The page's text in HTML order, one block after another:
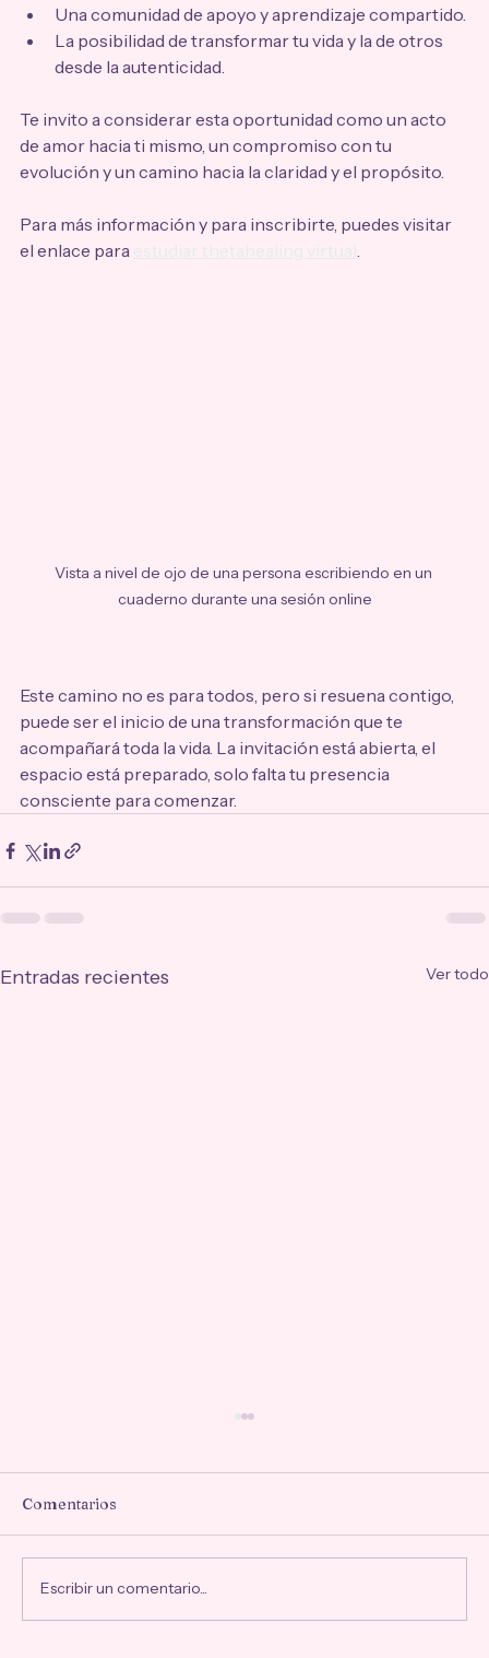
Una comunidad de apoyo y aprendizaje compartido.
La posibilidad de transformar tu vida y la de otros
desde la autenticidad.
Te invito a considerar esta oportunidad como un acto
de amor hacia ti mismo, un compromiso con tu
evolución y un camino hacia la claridad y el propósito.
Para más información y para inscribirte, puedes visitar
el enlace para estudiar thetahealing virtual
Vista a nivel de ojo de una persona escribiendo en un
cuaderno durante una sesión online
Este camino no es para todos, pero si resuena contigo,
puede ser el inicio de una transformación que te
acompañará toda la vida. La invitación está abierta, el
espacio está preparado, solo falta tu presencia
consciente para comenzar.
Entradas recientes Ver todo
Comentarios
Escribir un comentario...